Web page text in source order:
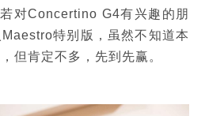
对Concertino G4有兴趣的朋
特别版，虽然不知道本
但肯定不多，先到先赢。